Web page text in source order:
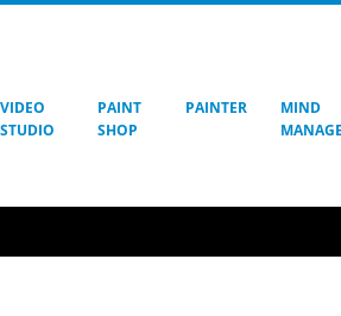
VIDEO
STUDIO
PAINT
SHOP
PAINTER
MIND